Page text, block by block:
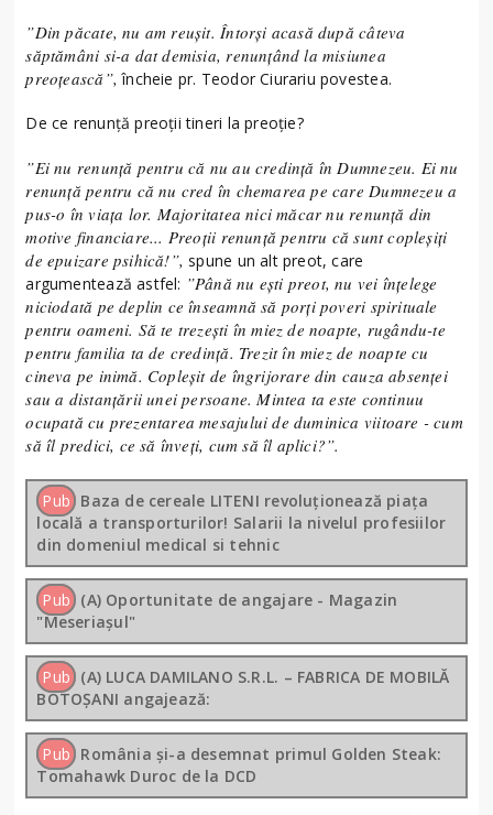
”Din păcate, nu am reușit. Întorși acasă după câteva
săptămâni si-a dat demisia, renunțând la misiunea
preoțească”, încheie pr. Teodor Ciurariu povestea.
De ce renunță preoții tineri la preoție?
”Ei nu renunță pentru că nu au credință în Dumnezeu. Ei nu
renunță pentru că nu cred în chemarea pe care Dumnezeu a
pus-o în viața lor. Majoritatea nici măcar nu renunță din
motive financiare... Preoții renunță pentru că sunt copleșiți
de epuizare psihică!”, spune un alt preot, care
argumentează astfel: ”Până nu ești preot, nu vei înțelege
niciodată pe deplin ce înseamnă să porți poveri spirituale
pentru oameni. Să te trezești în miez de noapte, rugându-te
pentru familia ta de credință. Trezit în miez de noapte cu
cineva pe inimă. Copleșit de îngrijorare din cauza absenței
sau a distanțării unei persoane. Mintea ta este continuu
ocupată cu prezentarea mesajului de duminica viitoare - cum
să îl predici, ce să înveți, cum să îl aplici?”.
Pub Baza de cereale LITENI revoluționează piața
locală a transporturilor! Salarii la nivelul profesiilor
din domeniul medical si tehnic
Pub (A) Oportunitate de angajare - Magazin
"Meseriașul"
Pub (A) LUCA DAMILANO S.R.L. – FABRICA DE MOBILĂ
BOTOȘANI angajează:
Pub România și-a desemnat primul Golden Steak:
Tomahawk Duroc de la DCD